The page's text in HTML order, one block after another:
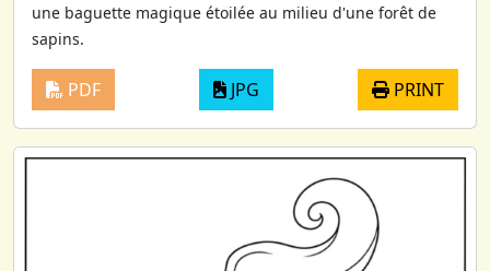
une baguette magique étoilée au milieu d'une forêt de
sapins.
PDF JPG PRINT